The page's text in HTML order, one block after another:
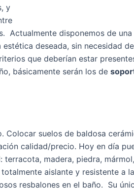
y
Actualmente disponemos de
deseada, sin necesidad
que deberían estar
básicamente serán los de
Colocar suelos de baldosa
calidad/precio. Hoy en día
madera, piedra,
aislante y resistente a
resbalones en el baño. Su